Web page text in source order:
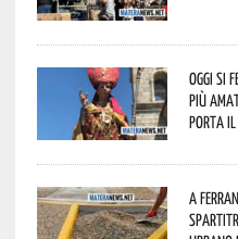
Oggi si
più
porta il
A